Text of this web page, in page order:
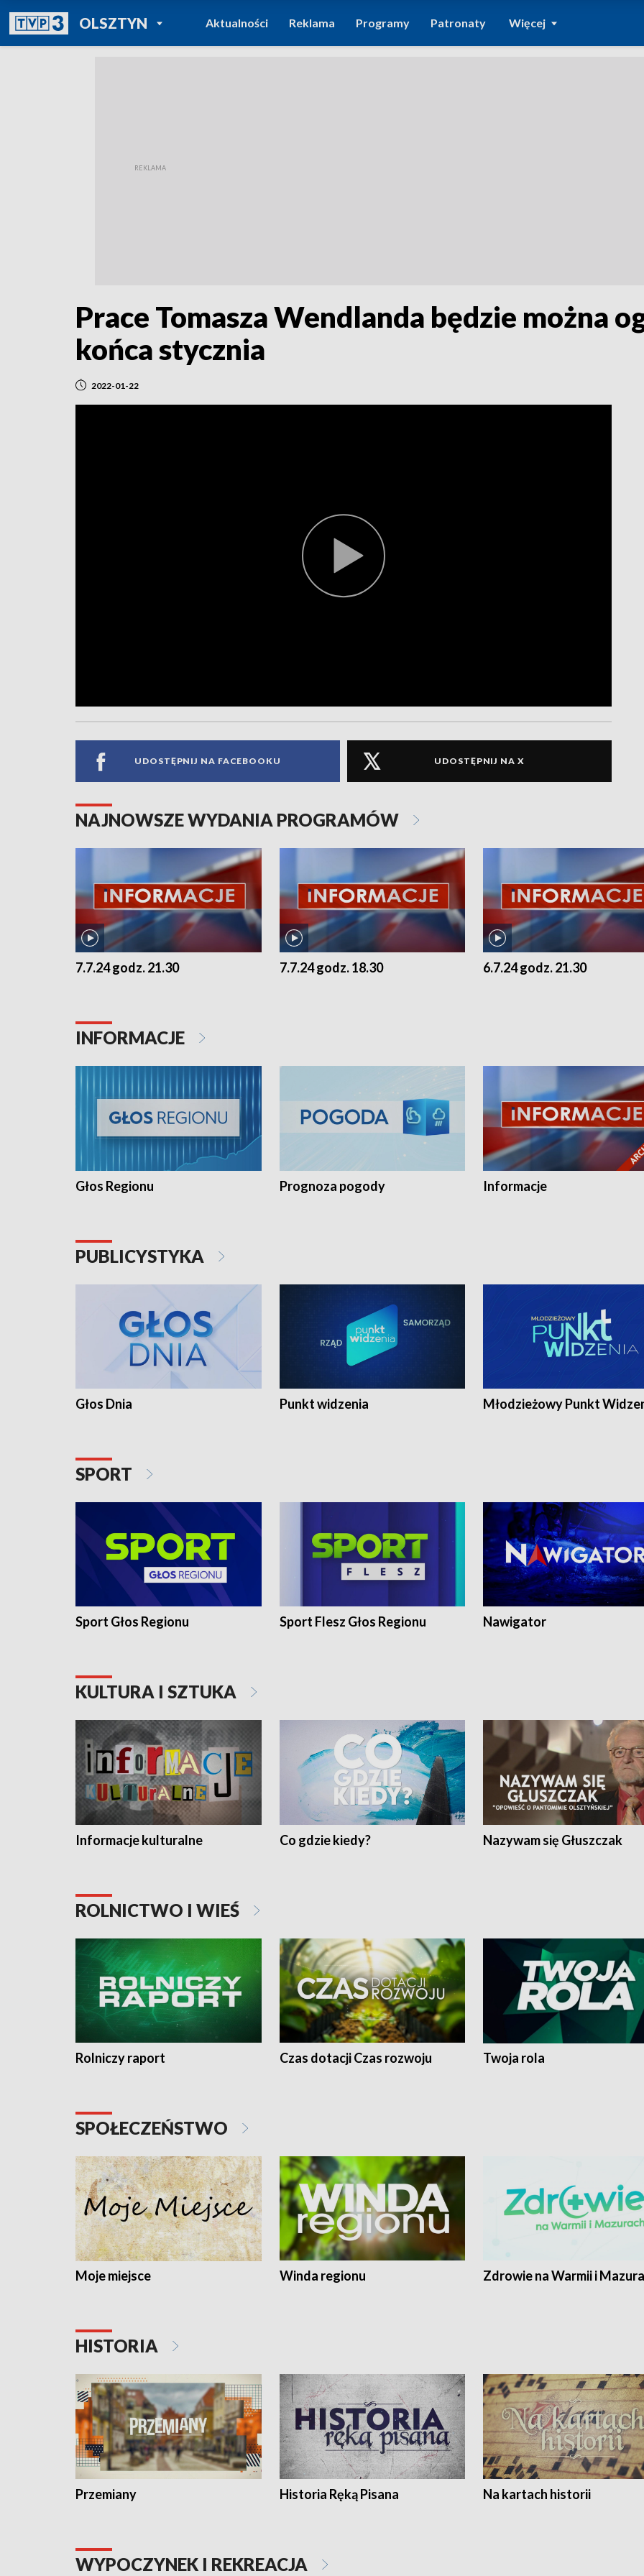
OLSZTYNPOWRÓT DO
TVP REGIONY
Aktualności Reklama Programy Patronaty Więcej
Prace Tomasza Wendlanda będzie można
końca stycznia
2022-01-22
UDOSTĘPNIJ NA FACEBOOKU UDOSTĘPNIJ NA X
NAJNOWSZE WYDANIA PROGRAMÓW
7.7.24 godz. 21.30 7.7.24 godz. 18.30 6.7.24 godz. 21.30
INFORMACJE
Głos Regionu Prognoza pogody Informacje
PUBLICYSTYKA
Głos Dnia Punkt widzenia Młodzieżowy Punkt
SPORT
Sport Głos Regionu Sport Flesz Głos Regionu Nawigator
KULTURA I SZTUKA
Informacje kulturalne Co gdzie kiedy? Nazywam się Głuszczak
ROLNICTWO I WIEŚ
Rolniczy raport Czas dotacji Czas rozwoju Twoja rola
SPOŁECZEŃSTWO
Moje miejsce Winda regionu Zdrowie na Warmii i
HISTORIA
Przemiany Historia Ręką Pisana Na kartach historii
WYPOCZYNEK I REKREACJA